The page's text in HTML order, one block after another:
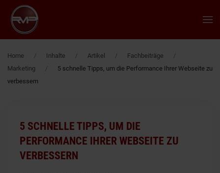
Zum Hauptinhalt springen
Home Inhalte Artikel
Fachbeiträge
Marketing
5 schnelle Tipps, um die Performance Ihrer Webseite zu
verbessern
5 SCHNELLE TIPPS, UM DIE
PERFORMANCE IHRER WEBSEITE ZU
VERBESSERN